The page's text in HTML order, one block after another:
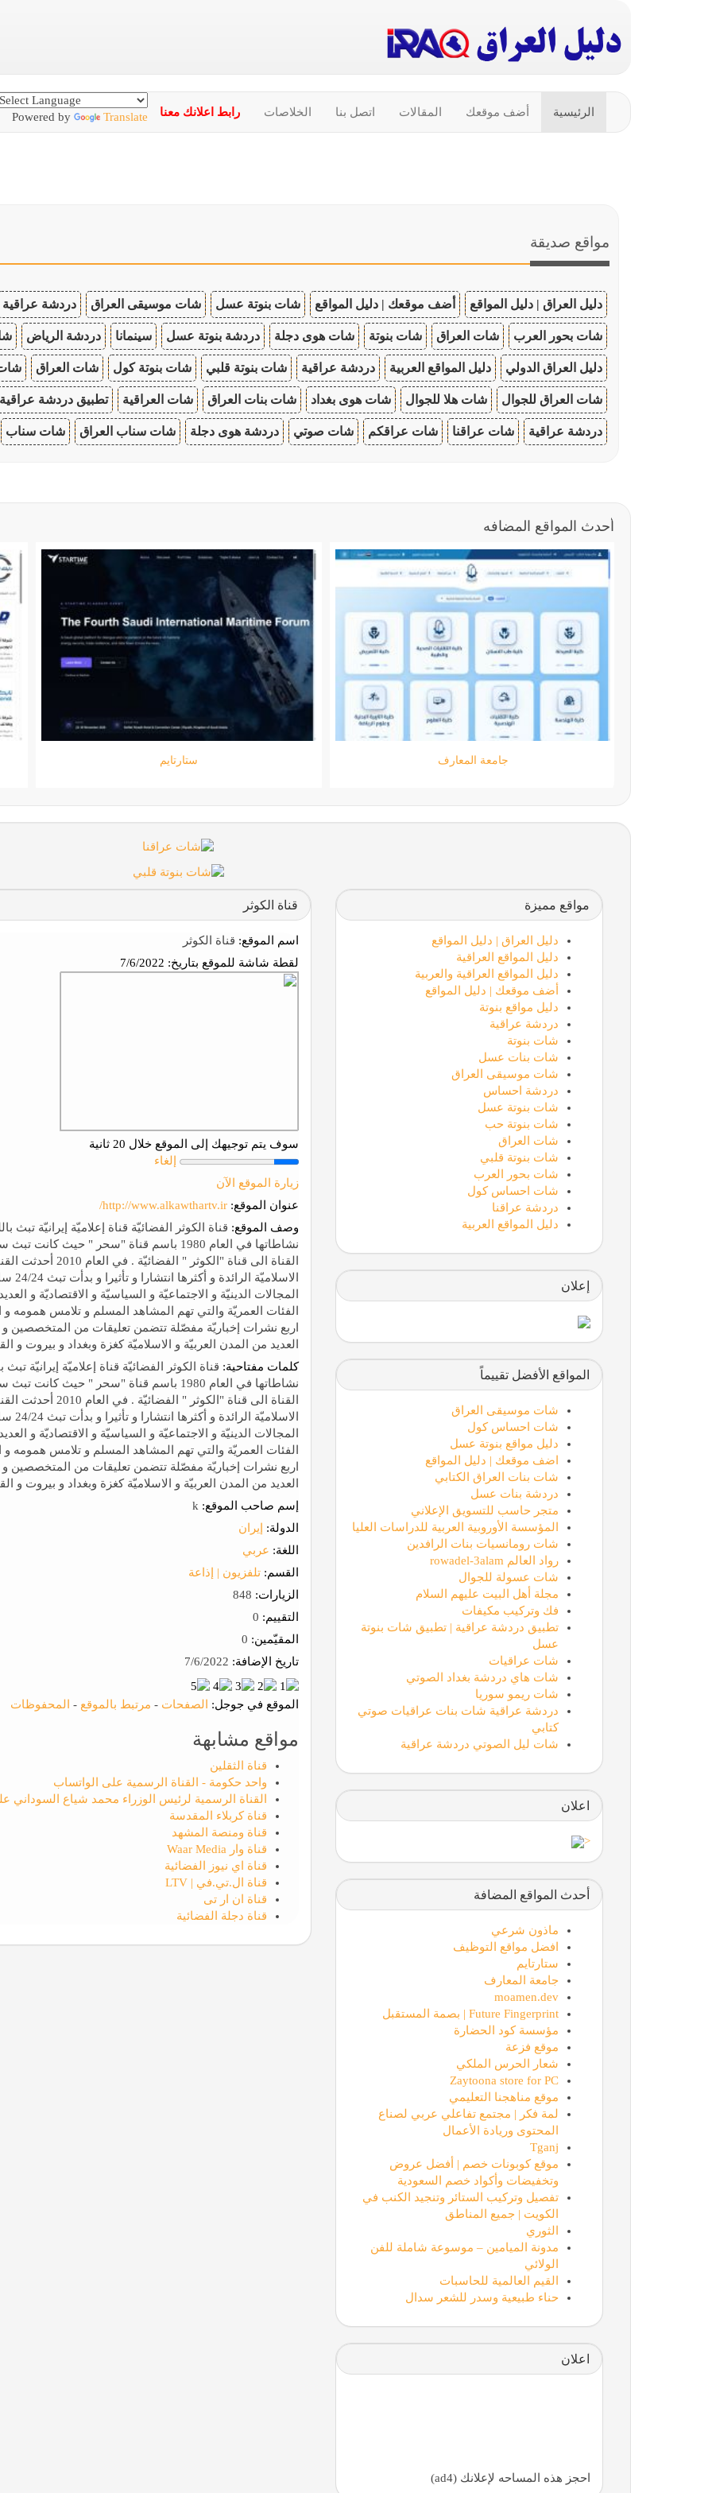
الرئيسية أضف موقعك المقالات اتصل بنا الخلاصات رابط اعلانك معنا Powered by Translate
مواقع صديقة
دليل العراق | دليل المواقع أضف موقعك | دليل المواقع شات بنوتة عسل شات موسيقى العراق دردشة عراقية
شات بحور العرب شات العراق شات بنوتة شات هوى دجلة دردشة بنوتة عسل سينمانا دردشة الرياض
دليل العراق الدولي دليل المواقع العربية دردشة عراقية شات بنوتة قلبي شات بنوتة كول شات العراق
شات العراق للجوال شات هلا للجوال شات هوى بغداد شات بنات العراق شات العراقية تطبيق دردشة عراقية
دردشة عراقية شات عراقنا شات عراقكم شات صوتي دردشة هوى دجلة شات سناب العراق شات سناب
أحدث المواقع المضافه
جامعة المعارف moamen.dev
قناة الكوثر
اسم الموقع: قناة الكوثر
لقطة شاشة للموقع بتاريخ:
سوف يتم توجيهك إلى الموقع خلال 20 ثانية
إلغاء
زيارة الموقع الآن
عنوان الموقع: http://www.alkawthartv.ir/
وصف الموقع: قناة الكوثر الفضائيّة قناة إعلاميّة إیرانيّة تبث
القناة الی قناة
المجالات الدینيّة و الاجتماعيّة و السیاسيّة و الاقتصاديّة و
الفئات العمريّة والتي تهم المشاهد المسلم و تلامس همومه و
اربع نشرات إخباريّة مفصّلة تتضمن تعليقات من المتخصصين
العديد من المدن العربيّة و الاسلاميّة كغزة وبغداد و بيروت و
كلمات مفتاحية: قناة الكوثر الفضائيّة قناة إعلاميّة إیرانيّة
القناة الی قناة
المجالات الدینيّة و الاجتماعيّة و السیاسيّة و الاقتصاديّة و
الفئات العمريّة والتي تهم المشاهد المسلم و تلامس همومه و
اربع نشرات إخباريّة مفصّلة تتضمن تعليقات من المتخصصين
العديد من المدن العربيّة و الاسلاميّة كغزة وبغداد و بيروت و
إسم صاحب الموقع:
الدولة:
إيران
اللغة: عربي
القسم: تلفزيون | إذاعة
الزيارات:
التقييم:
المقيّمين:
تاريخ الإضافة:
الموقع في جوجل: الصفحات - مرتبط بالموقع - المحفوظات
مواقع مشابهة
قناة الثقلین
واحد حكومة - القناة الرسمية على الواتساب
القناة الرسمية لرئيس الوزراء محمد شياع السوداني
قناة كربلاء المقدسة
قناة ومنصة المشهد
قناة وار Waar Media
قناة اي نيوز الفضائية
قناة ال.تي.في | LTV
قناة ان ار تی
قناة دجلة الفضائية
مواقع مميزة
دليل العراق | دليل المواقع
دليل المواقع العراقية
دليل المواقع العراقية والعربية
أضف موقعك | دليل المواقع
دليل مواقع بنوتة
دردشة عراقية
شات بنوتة
شات بنات عسل
شات موسيقى العراق
دردشة احساس
شات بنوتة عسل
شات بنوتة حب
شات العراق
شات بنوتة قلبي
شات بحور العرب
شات احساس كول
دردشة عراقنا
دليل المواقع العربية
إعلان
المواقع الأفضل تقييماً
شات موسيقى العراق
شات احساس كول
دليل مواقع بنوتة عسل
اضف موقعك | دليل المواقع
شات بنات العراق الكتابي
دردشة بنات عسل
متجر حاسب للتسويق الإعلاني
المؤسسة الأوروبية العربية للدراسات العليا
شات رومانسيات بنات الرافدين
رواد العالم rowadel-3alam
شات عسولة للجوال
مجلة أهل البيت عليهم السلام
فك وتركيب مكيفات
تطبيق دردشة عراقية | تطبيق شات بنوتة
عسل
شات عراقيات
شات هاي دردشة بغداد الصوتي
شات ريمو سوريا
دردشة عراقية شات بنات عراقيات صوتي
كتابي
شات ليل الصوتي دردشة عراقية
اعلان
<
أحدث المواقع المضافة
ماذون شرعي
افضل مواقع التوظيف
ستارتايم
جامعة المعارف
moamen.dev
Future Fingerprint | بصمة المستقبل
مؤسسة كود الحضارة
موقع فزعة
شعار الحرس الملكي
Zaytoona store for PC
موقع مناهجنا التعليمي
لمة فكر | مجتمع تفاعلي عربي لصناع
المحتوى وريادة الأعمال
Tganj
موقع كوبونات خصم | أفضل عروض
وتخفيضات وأكواد خصم السعودية
تفصيل وتركيب الستائر وتنجيد الكنب في
الكويت | جميع المناطق
الثوري
مدونة الميامين – موسوعة شاملة للفن
الولائي
القيم العالمية للحاسبات
حناء طبيعية وسدر للشعر سدال
اعلان
احجز هذه المساحه لإعلانك (ad4)